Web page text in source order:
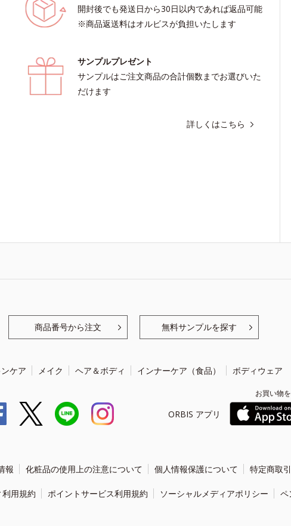
開封後でも発送日から30日以内であれば返品可能
※商品返送料はオルビスが負担いたします
サンプルプレゼント
サンプルはご注文商品の合計個数までお選びいた
だけます
詳しくはこちら
商品番号から注文 無料サンプルを探す
ケア メイク ヘア＆ボディ インナーケア（食品） ボディウェア
ORBIS アプリ
お買い物
報 化粧品の使用上の注意について 個人情報保護について 特定商取
用規約 ポイントサービス利用規約 ソーシャルメディアポリシー ペ